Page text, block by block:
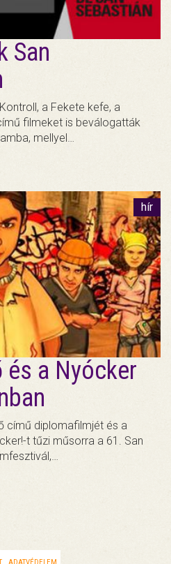
San
a Fekete kefe, a
filmeket is beválogatták
mellyel…
hír
a Nyócker
című diplomafilmjét és a
t tűzi műsorra a 61. San